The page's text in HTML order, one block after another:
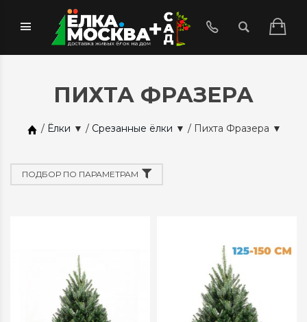
ПИХТА ФРАЗЕРА
/ Ёлки ▼ / Срезанные ёлки ▼ / Пихта Фразера ▼
ПОДБОР ПО ПАРАМЕТРАМ